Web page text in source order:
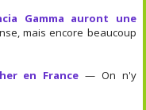
Gamma auront une
mais encore beaucoup
en France — On n'y